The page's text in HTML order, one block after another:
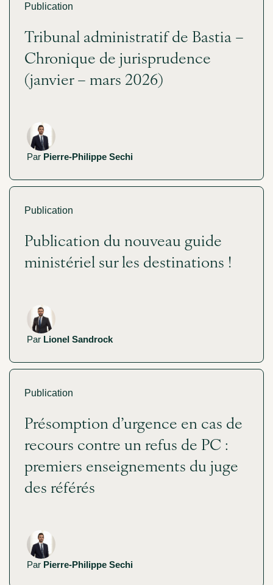
Publication
Tribunal administratif de Bastia –
Chronique de jurisprudence
(janvier – mars 2026)
Par Pierre-Philippe Sechi
Publication
Publication du nouveau guide
ministériel sur les destinations !
Par Lionel Sandrock
Publication
Présomption d’urgence en cas de
recours contre un refus de PC :
premiers enseignements du juge
des référés
Par Pierre-Philippe Sechi